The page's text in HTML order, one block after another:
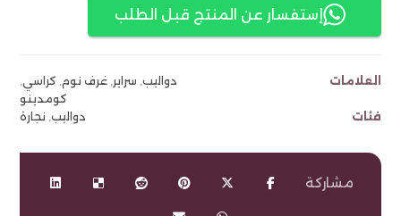
إستفسار عن المنتج قبل الطلب
العلامات دواليب, سراير غرف نوم كراسي
كومدينو
فئات
دواليب, نجارة